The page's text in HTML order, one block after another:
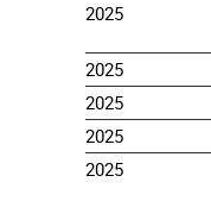
2025
2025
2025
2025
2025